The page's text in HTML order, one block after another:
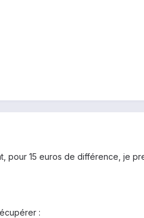
pour 15 euros de différence, je
: